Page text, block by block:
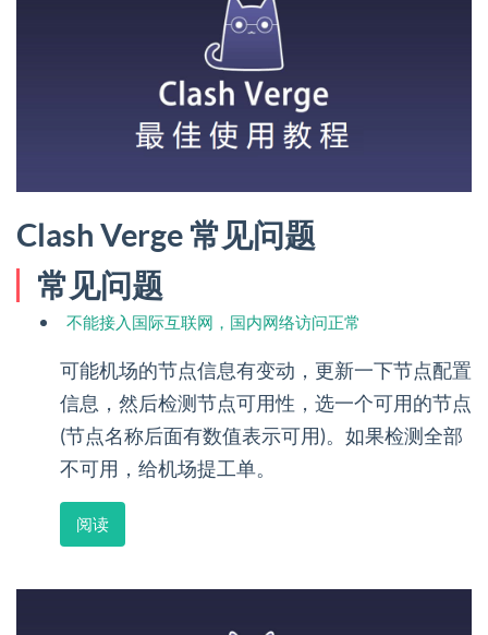
Clash Verge 常见问题
常见问题
不能接入国际互联网，国内网络访问正常
可能机场的节点信息有变动，更新一下节点配置
信息，然后检测节点可用性，选一个可用的节点
(节点名称后面有数值表示可用)。如果检测全部
不可用，给机场提工单。
阅读